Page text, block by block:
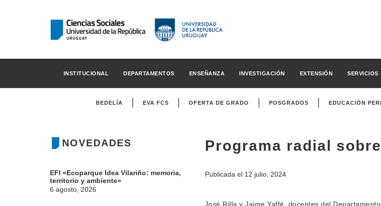
INSTITUCIONAL DEPARTAMENTOS ENSEÑANZA INVESTIGACIÓN EXTENSIÓN SERVICIOS
BEDELÍA EVA FCS OFERTA DE GRADO POSGRADOS EDUCACIÓN
NOVEDADES
EFI «Ecoparque Idea Vilariño: memoria,
territorio y ambiente»
6 agosto, 2026
Programa radial
Publicada el 12 julio, 2024
José Rilla y Jaime Yaffé, docentes del